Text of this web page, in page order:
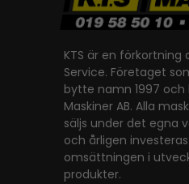
KTS är en förkortning
Service. Företaget
bytte namn 1997 och
Maskiner AB. Alla
säljs under det egna
och årligen investeras
omsättningen i
produkter.